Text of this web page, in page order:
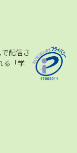
配信さ
る「学